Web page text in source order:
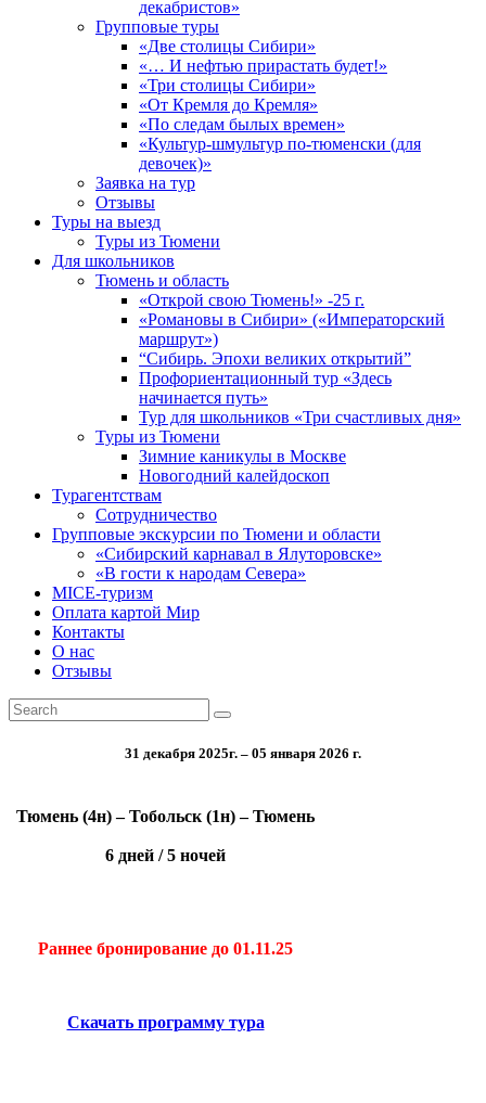
декабристов»
Групповые туры
«Две столицы Сибири»
«… И нефтью прирастать будет!»
«Три столицы Сибири»
«От Кремля до Кремля»
«По следам былых времен»
«Культур-шмультур по-тюменски (для
девочек)»
Заявка на тур
Отзывы
Туры на выезд
Туры из Тюмени
Для школьников
Тюмень и область
«Открой свою Тюмень!» -25 г.
«Романовы в Сибири» («Императорский
маршрут»)
“Сибирь. Эпохи великих открытий”
Профориентационный тур «Здесь
начинается путь»
Тур для школьников «Три счастливых дня»
Туры из Тюмени
Зимние каникулы в Москве
Новогодний калейдоскоп
Турагентствам
Сотрудничество
Групповые экскурсии по Тюмени и области
«Сибирский карнавал в Ялуторовске»
«В гости к народам Севера»
MICE-туризм
Оплата картой Мир
Контакты
О нас
Отзывы
31 декабря 2025г. – 05 января 2026 г.
Тюмень (4н) – Тобольск (1н) – Тюмень
6 дней / 5 ночей
Раннее бронирование до 01.11.25
Скачать программу тура